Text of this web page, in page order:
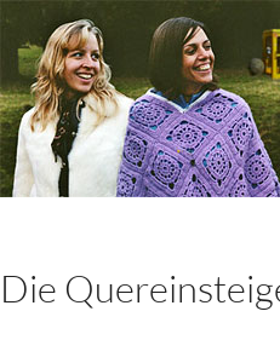
Die